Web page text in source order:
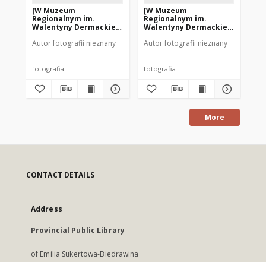
[W Muzeum
Regionalnym im.
Walentyny Dermackiej
Autor fotografii nieznany
fotografia
[W Muzeum
Regionalnym im.
Walentyny Dermackiej
Autor fotografii nieznany
fotografia
More
CONTACT DETAILS
Address
Provincial Public Library
of Emilia Sukertowa-Biedrawina